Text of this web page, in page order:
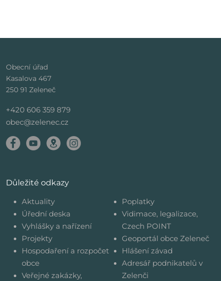
Obecní úřad
Kasalova 467
250 91 Zeleneč
+420 606 359 879
obec@zelenec.cz
Důležité odkazy
Aktuality
Úřední deska
Vyhlášky a nařízení
Projekty
Hospodaření a rozpočet
obce
Veřejné zakázky,
Poplatky
Vidimace, legalizace,
Czech POINT
Geoportál obce Zeleneč
Hlášení závad
Adresář podnikatelů v
Zelenči